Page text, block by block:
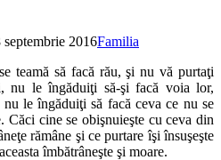
septembrie 2016Familia
teamă să facă rău, şi nu vă purtaţi
nu le îngăduiţi să-şi facă voia lor,
le îngăduiţi să facă ceva ce nu se
Căci cine se obişnuieşte cu ceva din
rămâne şi ce purtare îşi însuşeşte
îmbătrâneşte şi moare.